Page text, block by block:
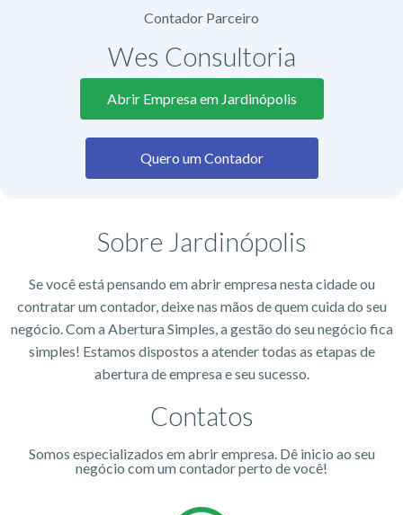
Contador Parceiro
Wes Consultoria
Abrir Empresa em Jardinópolis
Quero um Contador
Sobre Jardinópolis
Se você está pensando em abrir empresa nesta cidade ou
contratar um contador, deixe nas mãos de quem cuida do seu
negócio. Com a Abertura Simples, a gestão do seu negócio fica
simples! Estamos dispostos a atender todas as etapas de
abertura de empresa e seu sucesso.
Contatos
Somos especializados em abrir empresa. Dê inicio ao seu
negócio com um contador perto de você!